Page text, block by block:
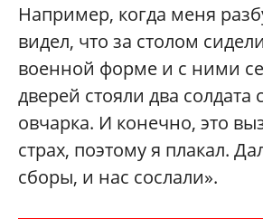
Например, когда меня
видел, что за столом
военной форме и с ними
дверей стояли два солдата
овчарка. И конечно, это
страх, поэтому я плакал.
сборы, и нас сослали».